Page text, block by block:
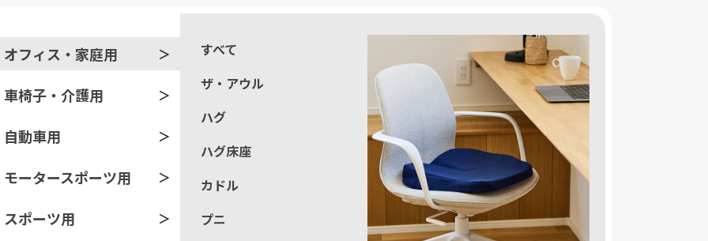
オフィス・家庭用
車椅子・介護用
自動車用
モータースポーツ用
スポーツ用
すべて
ザ・アウル
ハグ
ハグ床座
カドル
プニ